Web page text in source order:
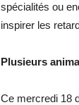
spécialités ou
inspirer les
Plusieurs
Ce mercredi 18